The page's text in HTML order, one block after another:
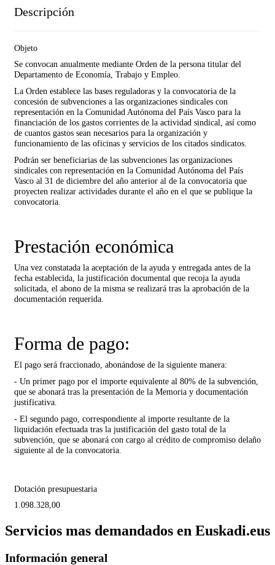
Descripción
Objeto
Se convocan anualmente mediante Orden de la persona titular del
Departamento de Economía, Trabajo y Empleo.
La Orden establece las bases reguladoras y la convocatoria de la
concesión de subvenciones a las organizaciones sindicales con
representación en la Comunidad Autónoma del País Vasco para la
financiación de los gastos corrientes de la actividad sindical, así como
de cuantos gastos sean necesarios para la organización y
funcionamiento de las oficinas y servicios de los citados sindicatos.
Podrán ser beneficiarias de las subvenciones las organizaciones
sindicales con representación en la Comunidad Autónoma del País
Vasco al 31 de diciembre del año anterior al de la convocatoria que
proyecten realizar actividades durante el año en el que se publique la
convocatoria.
Prestación económica
Una vez constatada la aceptación de la ayuda y entregada antes de la
fecha establecida, la justificación documental que recoja la ayuda
solicitada, el abono de la misma se realizará tras la aprobación de la
documentación requerida.
Forma de pago:
El pago será fraccionado, abonándose de la siguiente manera:
- Un primer pago por el importe equivalente al 80% de la subvención,
que se abonará tras la presentación de la Memoria y documentación
justificativa.
- El segundo pago, correspondiente al importe resultante de la
liquidación efectuada tras la justificación del gasto total de la
subvención, que se abonará con cargo al crédito de compromiso delaño
siguiente al de la convocatoria.
Dotación presupuestaria
1.098.328,00
Servicios mas demandados en Euskadi.eus
Información general